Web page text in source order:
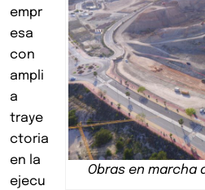
Obras en marcha
empr
esa
con
ampli
a
traye
ctoria
en la
ejecu